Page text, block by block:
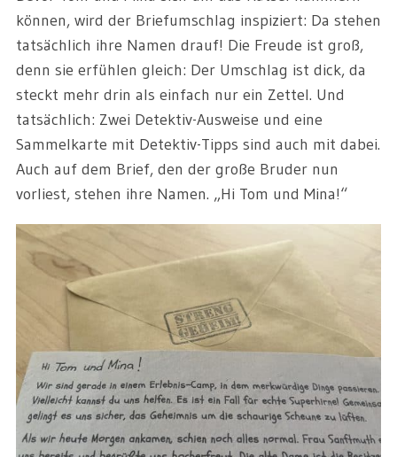
können, wird der Briefumschlag inspiziert: Da stehen
tatsächlich ihre Namen drauf! Die Freude ist groß,
denn sie erfühlen gleich: Der Umschlag ist dick, da
steckt mehr drin als einfach nur ein Zettel. Und
tatsächlich: Zwei Detektiv-Ausweise und eine
Sammelkarte mit Detektiv-Tipps sind auch mit dabei.
Auch auf dem Brief, den der große Bruder nun
vorliest, stehen ihre Namen. „Hi Tom und Mina!“